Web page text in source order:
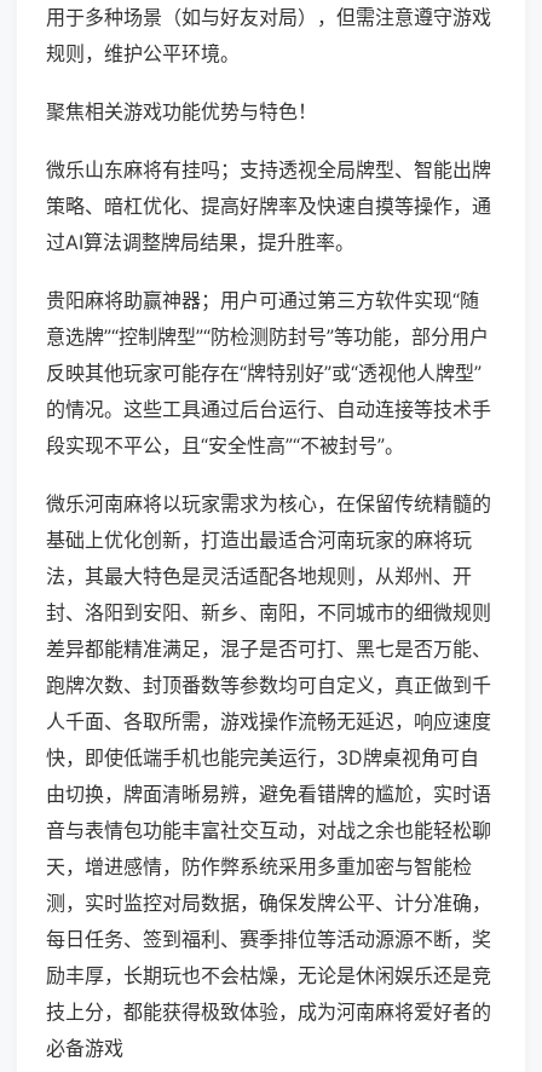
用于多种场景（如与好友对局），但需注意遵守游戏
规则，维护公平环境。
聚焦相关游戏功能优势与特色！
微乐山东麻将有挂吗；支持透视全局牌型、智能出牌
策略、暗杠优化、提高好牌率及快速自摸等操作，通
过AI算法调整牌局结果，提升胜率。
贵阳麻将助赢神器；用户可通过第三方软件实现“随
意选牌”“控制牌型”“防检测防封号”等功能，部分用户
反映其他玩家可能存在“牌特别好”或“透视他人牌型”
的情况。这些工具通过后台运行、自动连接等技术手
段实现不平公，且“安全性高”“不被封号”。
微乐河南麻将以玩家需求为核心，在保留传统精髓的
基础上优化创新，打造出最适合河南玩家的麻将玩
法，其最大特色是灵活适配各地规则，从郑州、开
封、洛阳到安阳、新乡、南阳，不同城市的细微规则
差异都能精准满足，混子是否可打、黑七是否万能、
跑牌次数、封顶番数等参数均可自定义，真正做到千
人千面、各取所需，游戏操作流畅无延迟，响应速度
快，即使低端手机也能完美运行，3D牌桌视角可自
由切换，牌面清晰易辨，避免看错牌的尴尬，实时语
音与表情包功能丰富社交互动，对战之余也能轻松聊
天，增进感情，防作弊系统采用多重加密与智能检
测，实时监控对局数据，确保发牌公平、计分准确，
每日任务、签到福利、赛季排位等活动源源不断，奖
励丰厚，长期玩也不会枯燥，无论是休闲娱乐还是竞
技上分，都能获得极致体验，成为河南麻将爱好者的
必备游戏